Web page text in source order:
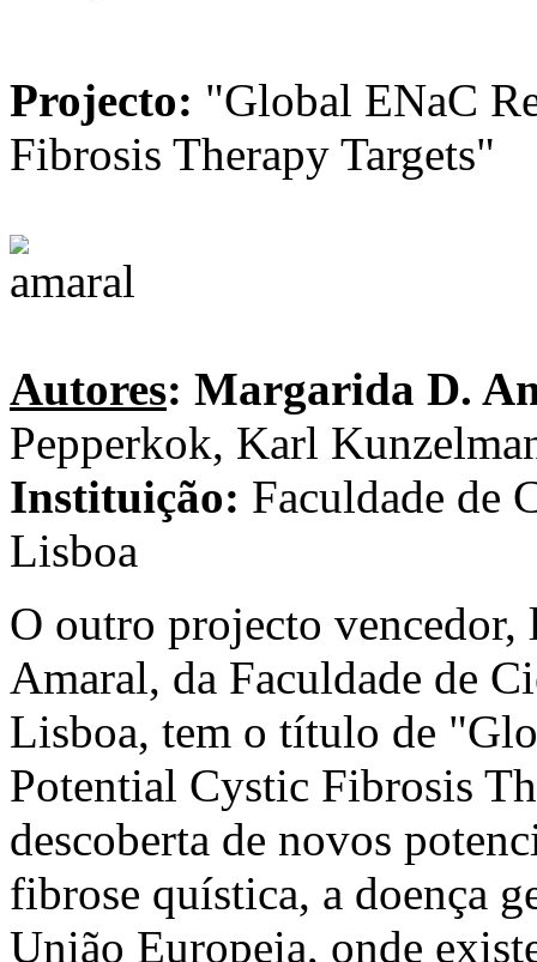
Projecto: "Global ENaC
Fibrosis Therapy Targets"
Autores: Margarida D.
Pepperkok, Karl
Instituição: Faculdade de
Lisboa
O outro projecto
Amaral, da Faculdade de
Lisboa, tem o título de
Potential Cystic Fibrosis
descoberta de novos
fibrose quística, a doença
União Europeia, onde